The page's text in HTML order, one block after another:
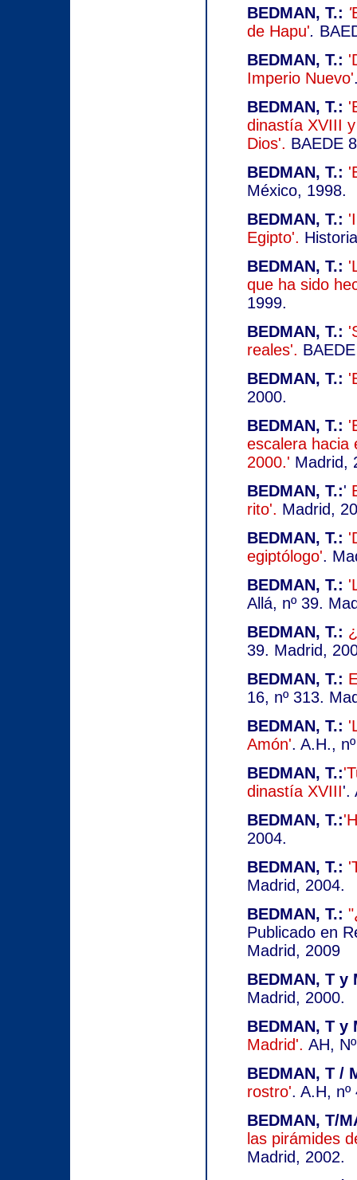
BEDMAN, T.: '
de Hapu'.
BEDMAN, T.:
Imperio Nuevo'
BEDMAN, T.:
dinastía XVIII
Dios'. BAEDE
BEDMAN, T.:
México, 1998.
BEDMAN, T.:
Egipto'.
BEDMAN, T.:
que ha sido
1999.
BEDMAN, T.:
reales'.
BEDMAN, T.:
2000.
BEDMAN, T.:
escalera hacia
2000.' Madrid,
BEDMAN, T.:'
rito'. Madrid,
BEDMAN, T.:
egiptólogo'.
BEDMAN, T.:
Allá, nº 39.
BEDMAN, T.:
39. Madrid,
BEDMAN, T.:
16, nº 313.
BEDMAN, T.:
Amón'. A.H.,
BEDMAN, T.:
dinastía XVIII'.
BEDMAN, T.:
2004.
BEDMAN, T.:
Madrid, 2004.
BEDMAN, T.:
Publicado en
Madrid, 2009
BEDMAN, T y
Madrid, 2000.
BEDMAN, T y
Madrid'. AH,
BEDMAN, T /
rostro'. A.H,
BEDMAN, T/
las pirámides
Madrid, 2002.